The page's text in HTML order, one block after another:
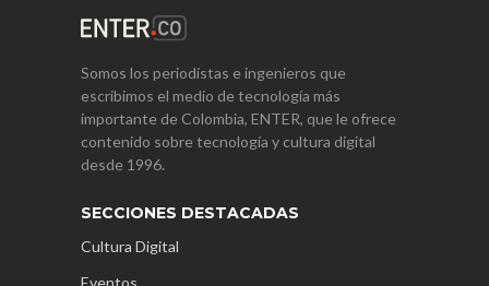
Somos los periodistas e ingenieros que
escribimos el medio de tecnología más
importante de Colombia, ENTER, que le ofrece
contenido sobre tecnología y cultura digital
desde 1996.
SECCIONES DESTACADAS
Cultura Digital
Eventos